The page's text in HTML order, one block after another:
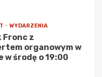
WYDARZENIA
Fronc z
organowym w
w środę o 19:00